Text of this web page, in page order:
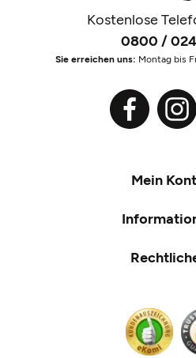
Kostenlose
0800 /
Sie erreichen uns: Montag bis
Mein